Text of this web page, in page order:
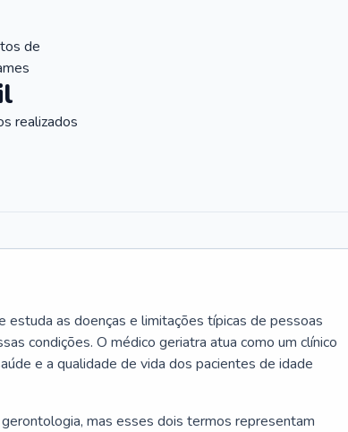
de
realizados
estuda as doenças e limitações típicas de pessoas
condições. O médico geriatra atua como um clínico
e a qualidade de vida dos pacientes de idade
mas esses dois termos representam